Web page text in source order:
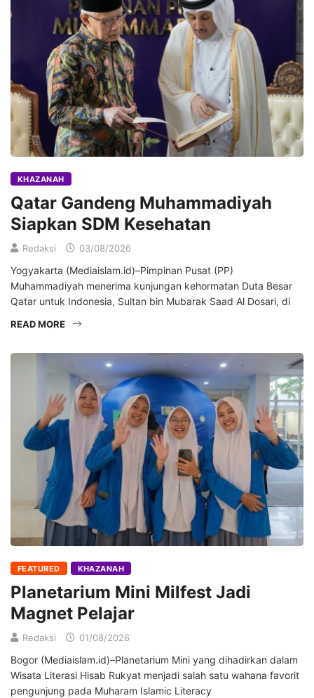
KHAZANAH
Qatar Gandeng Muhammadiyah
Siapkan SDM Kesehatan
Redaksi 03/08/2026
Yogyakarta (Mediaislam.id)–Pimpinan Pusat (PP)
Muhammadiyah menerima kunjungan kehormatan Duta Besar
Qatar untuk Indonesia, Sultan bin Mubarak Saad Al Dosari, di
READ MORE
FEATURED KHAZANAH
Planetarium Mini Milfest Jadi
Magnet Pelajar
Redaksi 01/08/2026
Bogor (Mediaislam.id)–Planetarium Mini yang dihadirkan dalam
Wisata Literasi Hisab Rukyat menjadi salah satu wahana favorit
pengunjung pada Muharam Islamic Literacy